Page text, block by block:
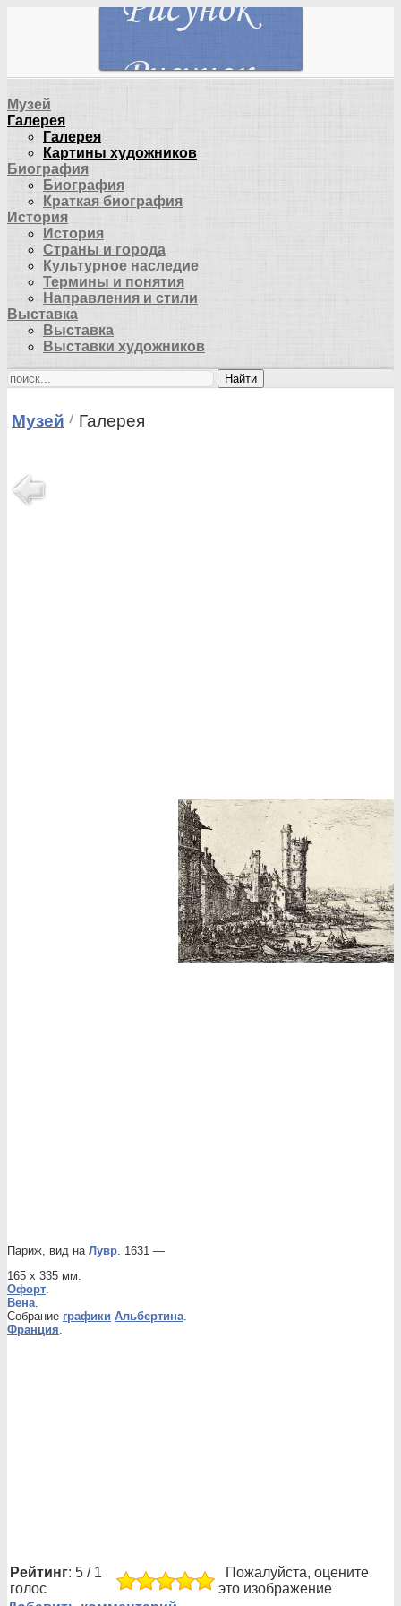
Музей
Галерея
Галерея
Картины художников
Биография
Биография
Краткая биография
История
История
Страны и города
Культурное наследие
Термины и понятия
Направления и стили
Выставка
Выставка
Выставки художников
Найти
Музей Галерея
Париж, вид на Лувр. 1631 —
165 х 335 мм.
Офорт.
Вена.
Собрание графики Альбертина.
Франция.
Рейтинг: 5 / 1
голос
Пожалуйста, оцените
это изображение